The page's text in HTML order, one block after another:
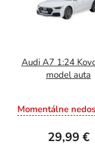
Audi A7 1:24
model auta
Momentálne
29,99 €